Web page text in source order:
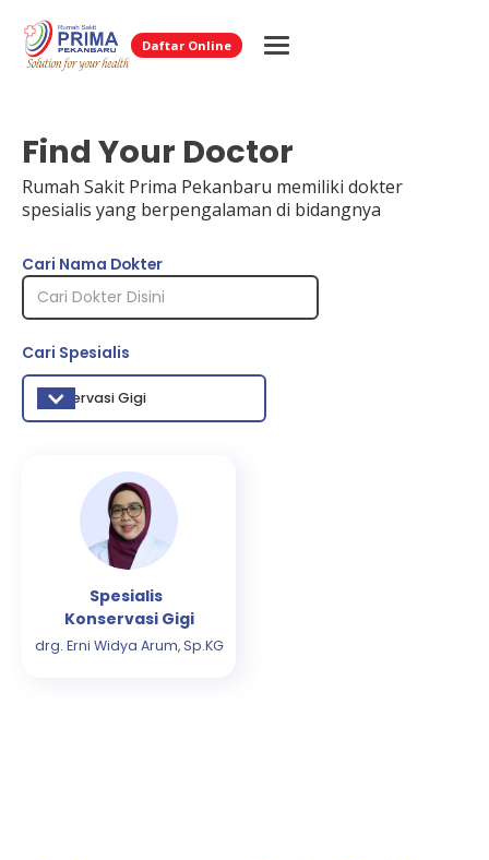
Daftar Online
Find Your Doctor
Rumah Sakit Prima Pekanbaru memiliki dokter
spesialis yang berpengalaman di bidangnya
Cari Nama Dokter
Cari Spesialis
Konservasi Gigi
Spesialis
Konservasi Gigi
drg. Erni Widya Arum, Sp.KG